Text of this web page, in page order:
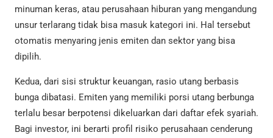
minuman keras, atau perusahaan hiburan yang mengandung
unsur terlarang tidak bisa masuk kategori ini. Hal tersebut
otomatis menyaring jenis emiten dan sektor yang bisa
dipilih.
Kedua, dari sisi struktur keuangan, rasio utang berbasis
bunga dibatasi. Emiten yang memiliki porsi utang berbunga
terlalu besar berpotensi dikeluarkan dari daftar efek syariah.
Bagi investor, ini berarti profil risiko perusahaan cenderung